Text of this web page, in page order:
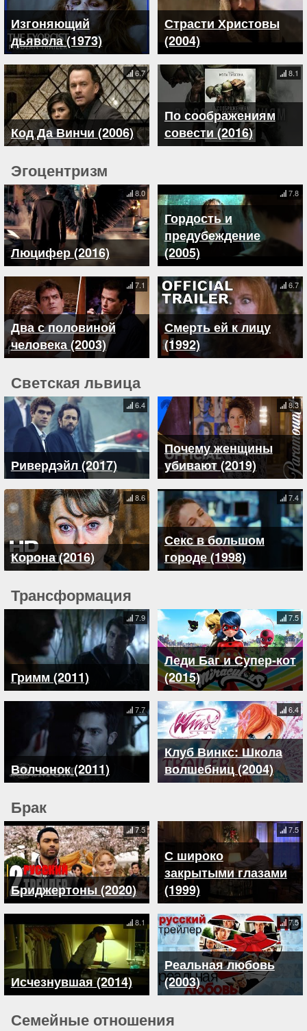
Изгоняющий
дьявола (1973)
Страсти Христовы
(2004)
Код Да Винчи (2006)
6.7
По соображениям
совести (2016)
8.1
Эгоцентризм
Люцифер (2016)
8.0
Гордость и
предубеждение
(2005)
7.8
Два с половиной
человека (2003)
7.1
Смерть ей к лицу
(1992)
6.7
Светская львица
Ривердэйл (2017)
6.4
Почему женщины
убивают (2019)
8.3
Корона (2016)
8.6
Секс в большом
городе (1998)
7.4
Трансформация
Гримм (2011)
7.9
Леди Баг и Супер-кот
(2015)
7.5
Волчонок (2011)
7.7
Клуб Винкс: Школа
волшебниц (2004)
6.4
Брак
Бриджертоны (2020)
7.5
С широко
закрытыми глазами
(1999)
7.5
Исчезнувшая (2014)
8.1
Реальная любовь
(2003)
7.5
Семейные отношения